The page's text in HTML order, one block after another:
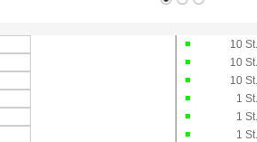
10 St.
10 St.
10 St.
1 St.
1 St.
1 St.